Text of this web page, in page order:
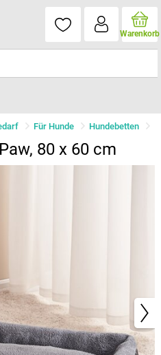
Warenkorb
Für Hunde Hundebetten
80 x 60 cm